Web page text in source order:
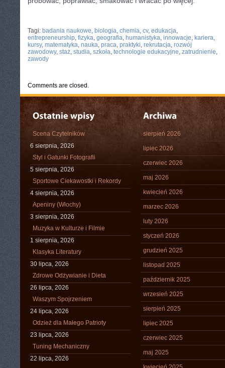
Tagi: badania naukowe, biologia, chemia, cv, edukacja,
entrepreneurship, fizyka, geografia, humanistyka, innowacje, kariera,
kursy, matematyka, nauka, praca, praktyki, rekrutacja, rozwój
zawodowy, staż, studia, szkoła, technologie edukacyjne, zatrudnienie,
zawody
Comments are closed.
Scena Czytelników
6 sierpnia, 2026
Styl i Gatunki Fotografii
5 sierpnia, 2026
Sportowe Ciekawostki i Rekordy
4 sierpnia, 2026
Apeniny (Włochy)
3 sierpnia, 2026
Muzyka w Kulturze i Filmie
1 sierpnia, 2026
Klasyka Literatury
30 lipca, 2026
Zdrowe Odżywianie i Dieta
26 lipca, 2026
Waszym Spojrzeniem
24 lipca, 2026
Odzież dla Małego Patrioty
23 lipca, 2026
Tuning Mechaniczny
22 lipca, 2026
sierpień 2026
lipiec 2026
czerwiec 2026
maj 2026
kwiecień 2026
marzec 2026
luty 2026
styczeń 2026
grudzień 2025
listopad 2025
październik 2025
wrzesień 2025
sierpień 2025
lipiec 2025
czerwiec 2025
maj 2025